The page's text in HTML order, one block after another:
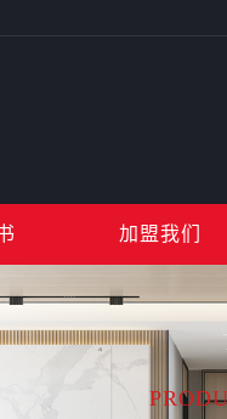
加盟我们